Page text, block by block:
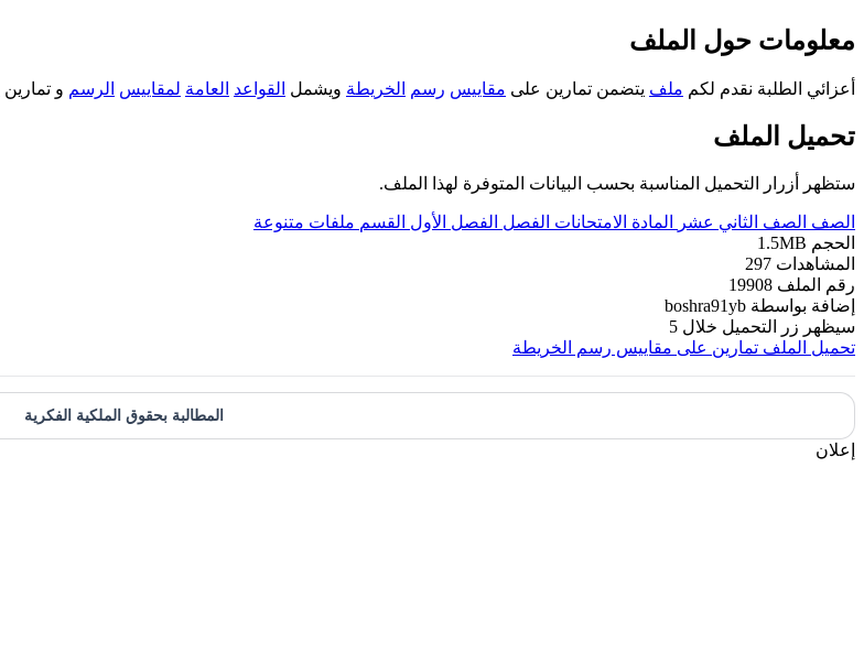
معلومات حول الملف
أعزائي الطلبة نقدم لكم ملف يتضمن تمارين على مقاييس رسم الخريطة ويشمل القواعد العامة لمقاييس الرسم و تمارين
تحميل الملف
ستظهر أزرار التحميل المناسبة بحسب البيانات المتوفرة لهذا الملف.
الصف الصف الثاني عشر المادة الامتحانات الفصل الفصل الأول القسم ملفات متنوعة
الحجم 1.5MB
المشاهدات 297
رقم الملف 19908
إضافة بواسطة boshra91yb
سيظهر زر التحميل خلال 5
تحميل الملف تمارين على مقاييس رسم الخريطة
المطالبة بحقوق الملكية الفكرية
إعلان